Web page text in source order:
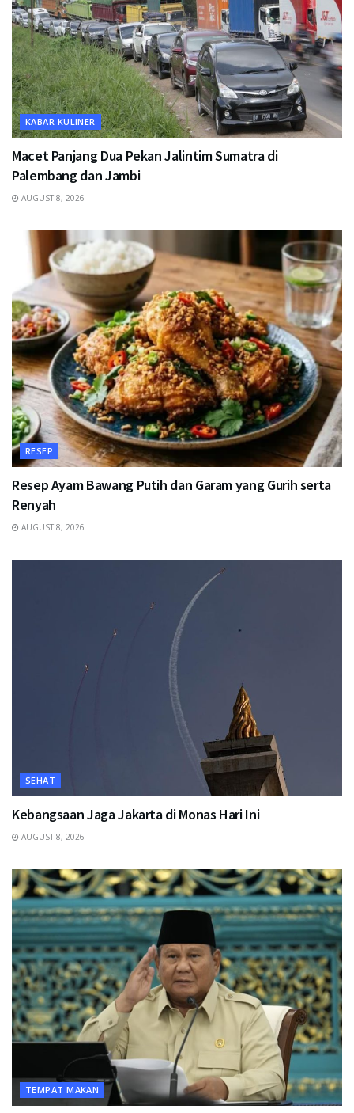
KABAR KULINER
Macet Panjang Dua Pekan Jalintim Sumatra di
Palembang dan Jambi
AUGUST 8, 2026
RESEP
Resep Ayam Bawang Putih dan Garam yang Gurih serta
Renyah
AUGUST 8, 2026
SEHAT
Kebangsaan Jaga Jakarta di Monas Hari Ini
AUGUST 8, 2026
TEMPAT MAKAN